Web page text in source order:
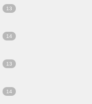
13
14
13
14